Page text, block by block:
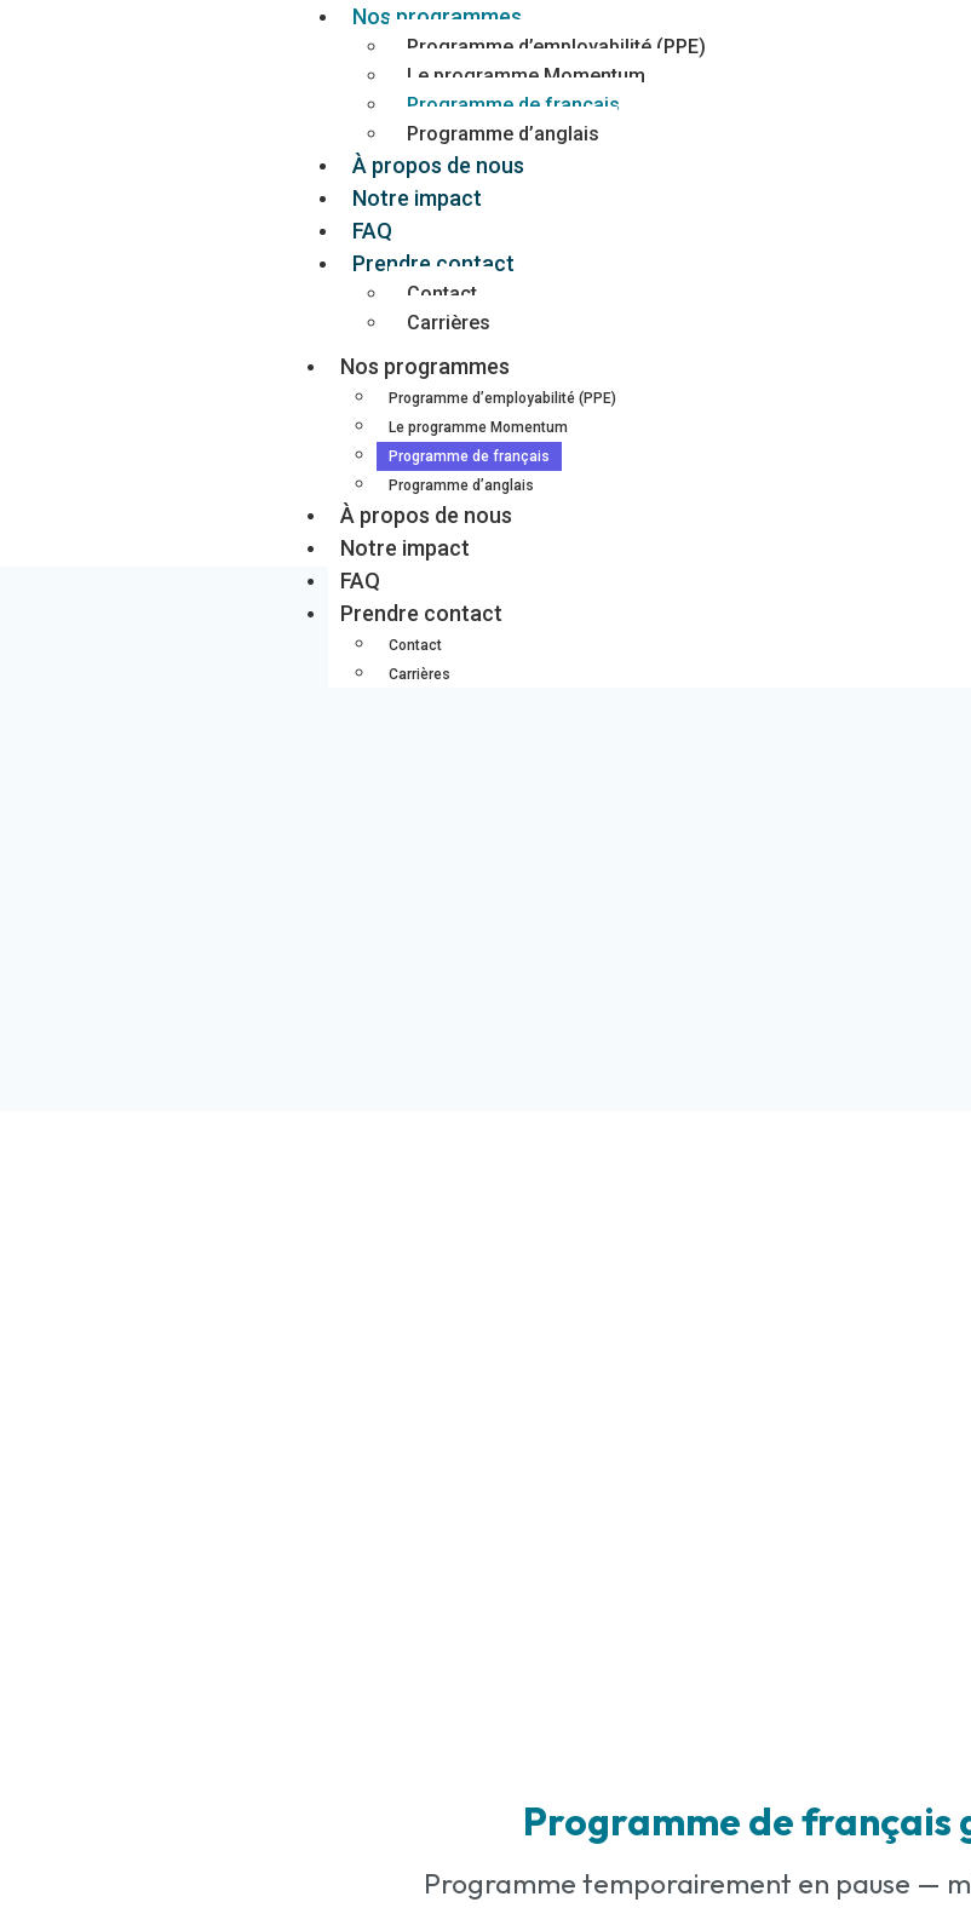
Nos programmes
Programme d’employabilité (PPE)
Le programme Momentum
Programme de français
Programme d’anglais
À propos de nous
Notre impact
FAQ
Prendre contact
Contact
Carrières
Nos programmes
Programme d’employabilité (PPE)
Le programme Momentum
Programme de français
Programme d’anglais
À propos de nous
Notre impact
FAQ
Prendre contact
Contact
Carrières
Programme de français
Programme temporairement en pause —